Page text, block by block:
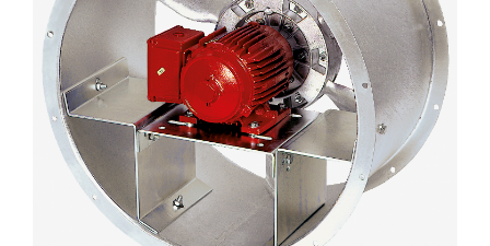
Lighting and Electrical
Equipment
Complete solutions in lighting and electrical
material for each project and need